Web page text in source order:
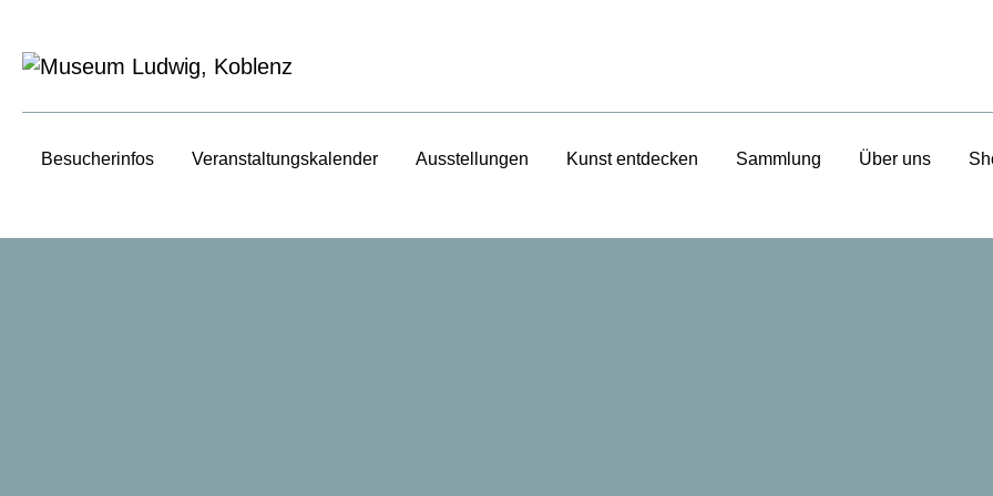
Besucherinfos Veranstaltungs­kalender Ausstellungen Kunst entdecken Sammlung Über uns